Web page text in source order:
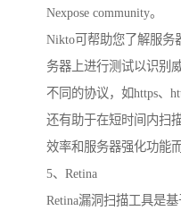
Nexpose community。
Nikto可帮助您了解服务
务器上进行测试以识别
不同的协议，如https、
还有助于在短时间内扫
效率和服务器强化功能
5、Retina
Retina漏洞扫描工具是